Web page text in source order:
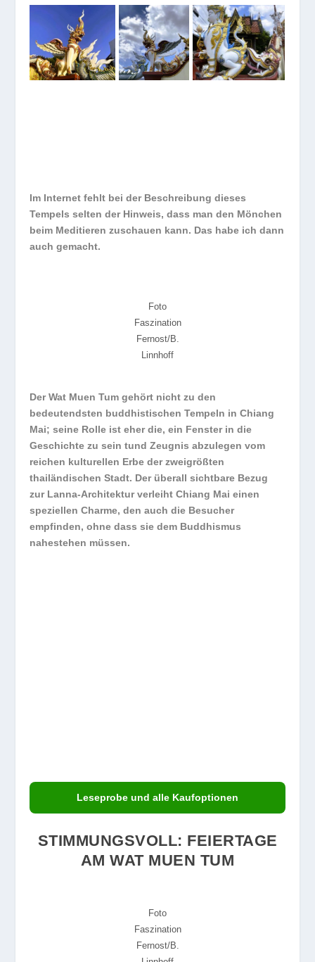
Im Internet fehlt bei der Beschreibung dieses
Tempels selten der Hinweis, dass man den Mönchen
beim Meditieren zuschauen kann. Das habe ich dann
auch gemacht.
Foto
Faszination
Fernost/B.
Linnhoff
Der Wat Muen Tum gehört nicht zu den
bedeutendsten buddhistischen Tempeln in Chiang
Mai; seine Rolle ist eher die, ein Fenster in die
Geschichte zu sein tund Zeugnis abzulegen vom
reichen kulturellen Erbe der zweigrößten
thailändischen Stadt. Der überall sichtbare Bezug
zur Lanna-Architektur verleiht Chiang Mai einen
speziellen Charme, den auch die Besucher
empfinden, ohne dass sie dem Buddhismus
nahestehen müssen.
Leseprobe und alle Kaufoptionen
STIMMUNGSVOLL: FEIERTAGE
AM WAT MUEN TUM
Foto
Faszination
Fernost/B.